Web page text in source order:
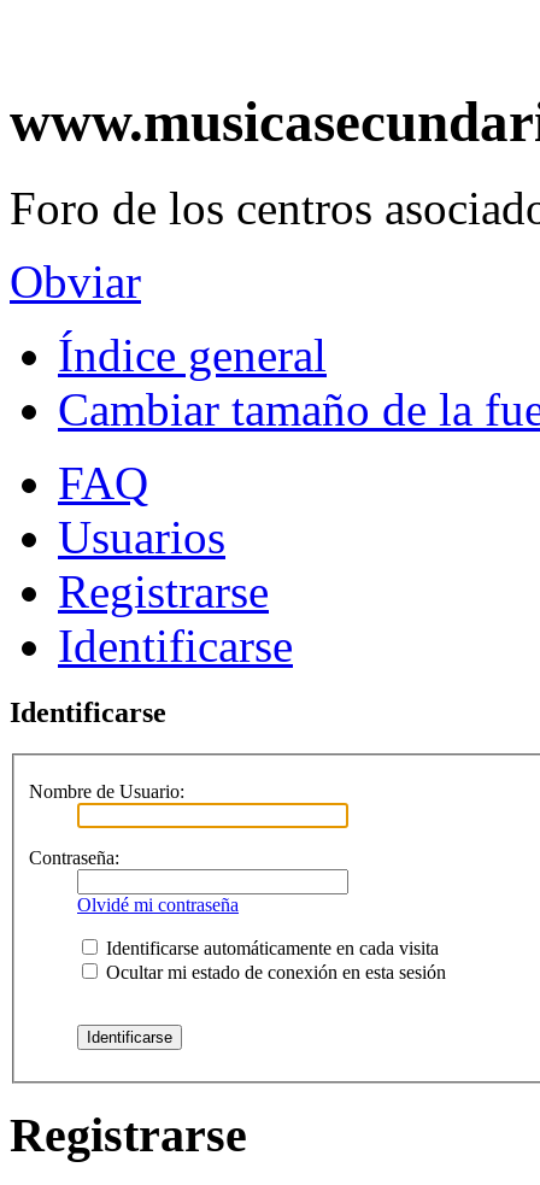
Foro de los centros
Obviar
Índice general
Cambiar tamaño de la
FAQ
Usuarios
Registrarse
Identificarse
Identificarse
Nombre de Usuario:
Contraseña:
Olvidé mi contraseña
Identificarse automáticamente en cada visita
Ocultar mi estado de conexión en esta sesión
Registrarse